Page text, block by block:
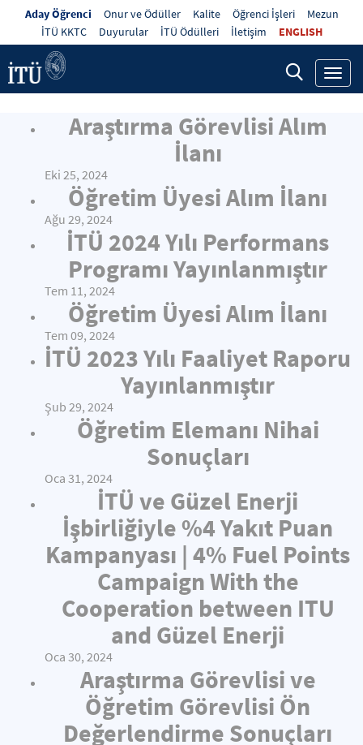
Aday Öğrenci Onur ve Ödüller Kalite Öğrenci İşleri
Mezun
İTÜ KKTC
Duyurular İTÜ Ödülleri İletişim ENGLISH
Araştırma Görevlisi Alım
İlanı
Eki 25, 2024
Öğretim Üyesi Alım İlanı
Ağu 29, 2024
İTÜ 2024 Yılı Performans
Programı Yayınlanmıştır
Tem 11, 2024
Öğretim Üyesi Alım İlanı
Tem 09, 2024
İTÜ 2023 Yılı Faaliyet Raporu
Yayınlanmıştır
Şub 29, 2024
Öğretim Elemanı Nihai
Sonuçları
Oca 31, 2024
İTÜ ve Güzel Enerji
İşbirliğiyle %4 Yakıt Puan
Kampanyası | 4% Fuel Points
Campaign With the
Cooperation between ITU
and Güzel Enerji
Oca 30, 2024
Araştırma Görevlisi ve
Öğretim Görevlisi Ön
Değerlendirme Sonuçları